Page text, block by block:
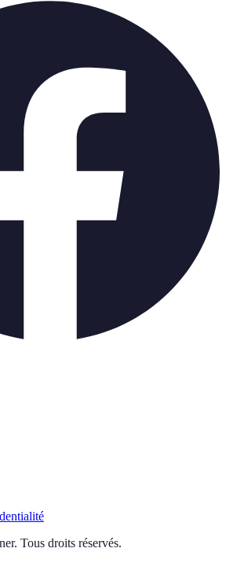
. Tous droits réservés.